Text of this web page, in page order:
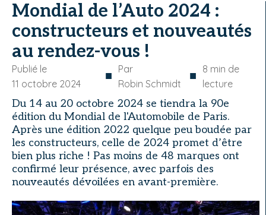
Mondial de l’Auto 2024 :
constructeurs et nouveautés
au rendez-vous !
Publié le
11 octobre 2024
■ Par
Robin Schmidt
■ 8 min de
lecture
Du 14 au 20 octobre 2024 se tiendra la 90e
édition du Mondial de l'Automobile de Paris.
Après une édition 2022 quelque peu boudée par
les constructeurs, celle de 2024 promet d’être
bien plus riche ! Pas moins de 48 marques ont
confirmé leur présence, avec parfois des
nouveautés dévoilées en avant-première.